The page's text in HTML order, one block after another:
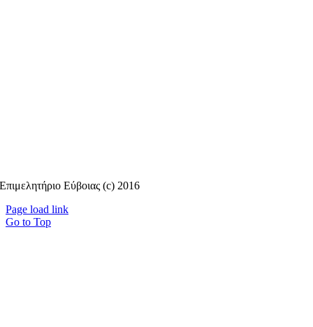
Επιμελητήριο Εύβοιας (c) 2016
Page load link
Go to Top